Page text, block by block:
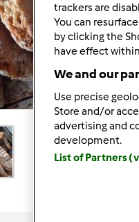
trackers are
You can
by clicking the
have effect
We and our
Use precise
Store and/or
advertising and
development.
List of Partners